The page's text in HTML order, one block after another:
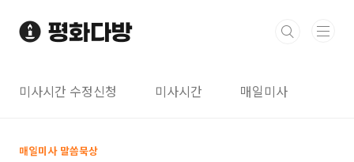
미사시간 수정신청 미사시간 매일미사
매일미사 말씀묵상